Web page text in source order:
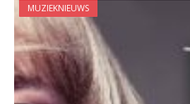
MUZIEKNIEUWS